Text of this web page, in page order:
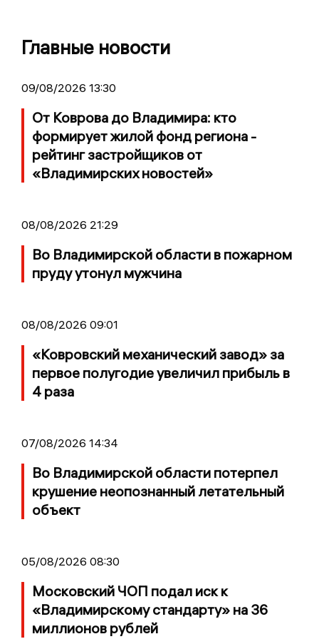
Главные новости
09/08/2026 13:30
От Коврова до Владимира: кто
формирует жилой фонд региона -
рейтинг застройщиков от
«Владимирских новостей»
08/08/2026 21:29
Во Владимирской области в пожарном
пруду утонул мужчина
08/08/2026 09:01
«Ковровский механический завод» за
первое полугодие увеличил прибыль в
4 раза
07/08/2026 14:34
Во Владимирской области потерпел
крушение неопознанный летательный
объект
05/08/2026 08:30
Московский ЧОП подал иск к
«Владимирскому стандарту» на 36
миллионов рублей